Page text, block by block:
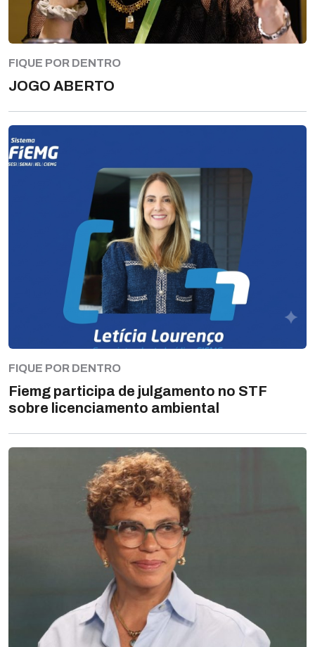
FIQUE POR DENTRO
JOGO ABERTO
FIQUE POR DENTRO
Fiemg participa de julgamento no STF
sobre licenciamento ambiental